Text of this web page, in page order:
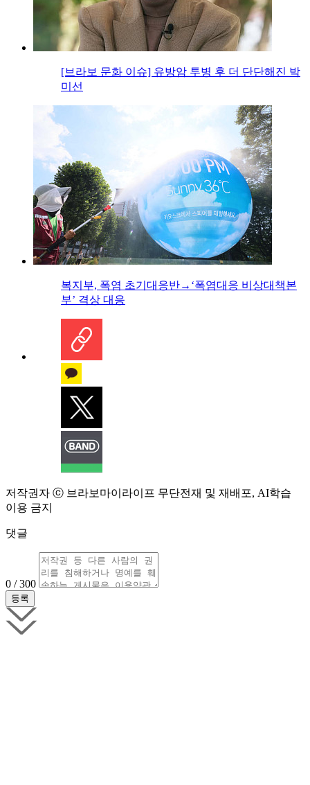
[브라보 문화 이슈] 유방암 투병 후 더 단단해진 박
미선
복지부, 폭염 초기대응반→‘폭염대응 비상대책본
부’ 격상 대응
저작권자 ⓒ 브라보마이라이프 무단전재 및 재배포, AI학습
이용 금지
댓글
0 / 300